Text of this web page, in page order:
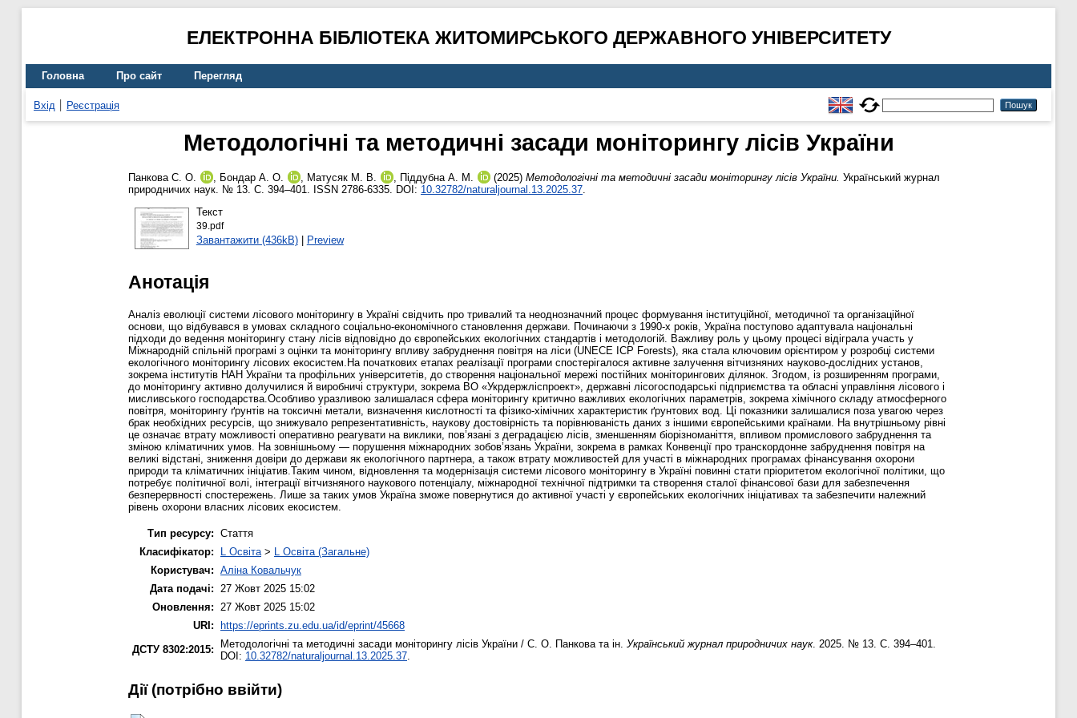
ЕЛЕКТРОННА БІБЛІОТЕКА ЖИТОМИРСЬКОГО ДЕРЖАВНОГО УНІВЕРСИТЕТУ
Головна Про сайт Перегляд
Вхід Реєстрація
Методологічні та методичні засади моніторингу лісів України
Панкова С. О. , Бондар А. О. , Матусяк М. В. , Піддубна А. М. (2025) Методологічні та методичні засади моніторингу лісів України. Український журнал
природничих наук. № 13. С. 394–401. ISSN 2786-6335. DOI: 10.32782/naturaljournal.13.2025.37.
Текст
39.pdf
Завантажити (436kB)| Preview
Анотація
Аналіз еволюції системи лісового моніторингу в Україні свідчить про тривалий та неоднозначний процес формування інституційної, методичної та організаційної
основи, що відбувався в умовах складного соціально-економічного становлення держави. Починаючи з 1990-х років, Україна поступово адаптувала національні
підходи до ведення моніторингу стану лісів відповідно до європейських екологічних стандартів і методологій. Важливу роль у цьому процесі відіграла участь у
Міжнародній спільній програмі з оцінки та моніторингу впливу забруднення повітря на ліси (UNECE ICP Forests), яка стала ключовим орієнтиром у розробці системи
екологічного моніторингу лісових екосистем.На початкових етапах реалізації програми спостерігалося активне залучення вітчизняних науково-дослідних установ,
зокрема інститутів НАН України та профільних університетів, до створення національної мережі постійних моніторингових ділянок. Згодом, із розширенням програми,
до моніторингу активно долучилися й виробничі структури, зокрема ВО «Укрдержліспроект», державні лісогосподарські підприємства та обласні управління лісового і
мисливського господарства.Особливо уразливою залишалася сфера моніторингу критично важливих екологічних параметрів, зокрема хімічного складу атмосферного
повітря, моніторингу ґрунтів на токсичні метали, визначення кислотності та фізико-хімічних характеристик ґрунтових вод. Ці показники залишалися поза увагою через
брак необхідних ресурсів, що знижувало репрезентативність, наукову достовірність та порівнюваність даних з іншими європейськими країнами. На внутрішньому рівні
це означає втрату можливості оперативно реагувати на виклики, пов’язані з деградацією лісів, зменшенням біорізноманіття, впливом промислового забруднення та
зміною кліматичних умов. На зовнішньому — порушення міжнародних зобов’язань України, зокрема в рамках Конвенції про транскордонне забруднення повітря на
великі відстані, зниження довіри до держави як екологічного партнера, а також втрату можливостей для участі в міжнародних програмах фінансування охорони
природи та кліматичних ініціатив.Таким чином, відновлення та модернізація системи лісового моніторингу в Україні повинні стати пріоритетом екологічної політики, що
потребує політичної волі, інтеграції вітчизняного наукового потенціалу, міжнародної технічної підтримки та створення сталої фінансової бази для забезпечення
безперервності спостережень. Лише за таких умов Україна зможе повернутися до активної участі у європейських екологічних ініціативах та забезпечити належний
рівень охорони власних лісових екосистем.
Тип ресурсу: Стаття
Класифікатор:
L Освіта > L Освіта (Загальне)
Користувач: Аліна Ковальчук
Дата подачі:
27 Жовт 2025 15:02
Оновлення:
27 Жовт 2025 15:02
URI: https://eprints.zu.edu.ua/id/eprint/45668
ДСТУ 8302:2015:
Методологічні та методичні засади моніторингу лісів України / С. О. Панкова та ін. Український журнал природничих наук. 2025. № 13. С. 394–401.
DOI: 10.32782/naturaljournal.13.2025.37
Дії ​​(потрібно ввійти)